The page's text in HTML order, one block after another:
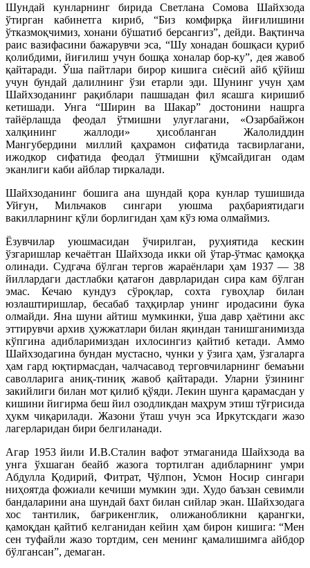
Шундай кунларнинг бирида Светлана Сомова Шайхзода
ўтирган кабинетга кириб, “Биз комфирқа йиғилишини
ўтказмоқчимиз, хонани бўшатиб берсангиз”, дейди. Вақтинча
раис вазифасини бажарувчи эса, “Шу хонадан бошқаси қуриб
қолибдими, йиғилиш учун бошқа хоналар бор-ку”, дея жавоб
қайтаради. Ўша пайтлари бирор кишига сиёсий айб қўйиш
учун бундай далилнинг ўзи етарли эди. Шунинг учун ҳам
Шайхзоданинг рақиблари пашшадан фил ясашга киришиб
кетишади. Унга “Ширин ва Шакар” достонини нашрга
тайёрлашда феодал ўтмишни улуғлагани, «Озарбайжон
халқининг жаллоди» ҳисобланган Жалолиддин
Мангубердини миллий қаҳрамон сифатида тасвирлагани,
ижодкор сифатида феодал ўтмишни қўмсайдиган одам
эканлиги каби айблар тиркалади.
Шайхзоданинг бошига ана шундай қора кунлар тушишида
Уйғун, Мильчаков сингари уюшма раҳбариятидаги
вакилларнинг қўли борлигидан ҳам кўз юма олмаймиз.
Ёзувчилар уюшмасидан ўчирилган, руҳиятида кескин
ўзгаришлар кечаётган Шайхзода икки ой ўтар-ўтмас қамоққа
олинади. Судгача бўлган тергов жараёнлари ҳам 1937 — 38
йиллардаги дастлабки қатағон даврларидан сира кам бўлган
эмас. Кечаю кундуз сўроқлар, сохта гувоҳлар билан
юзлаштиришлар, бесабаб таҳқирлар унинг иродасини бука
олмайди. Яна шуни айтиш мумкинки, ўша давр ҳаётини акс
эттирувчи архив ҳужжатлари билан яқиндан танишганимизда
кўпгина адибларимиздан ихлосингиз қайтиб кетади. Аммо
Шайхзодагина бундан мустасно, чунки у ўзига ҳам, ўзгаларга
ҳам гард юқтирмасдан, чалчасавод терговчиларнинг бемаъни
саволларига аниқ-тиниқ жавоб қайтаради. Уларни ўзининг
закийлиги билан мот қилиб қўяди. Лекин шунга қарамасдан у
кишини йигирма беш йил озодликдан маҳрум этиш тўғрисида
ҳукм чиқарилади. Жазони ўташ учун эса Иркутскдаги жазо
лагерларидан бири белгиланади.
Агар 1953 йили И.В.Сталин вафот этмаганида Шайхзода ва
унга ўхшаган беайб жазога тортилган адибларнинг умри
Абдулла Қодирий, Фитрат, Чўлпон, Усмон Носир сингари
ниҳоятда фожиали кечиши мумкин эди. Худо баъзан севимли
бандаларини ана шундай бахт билан сийлар экан. Шайхзодага
хос тантилик, бағрикенглик, олижанобликни қарангки,
қамоқдан қайтиб келганидан кейин ҳам бирон кишига: “Мен
сен туфайли жазо тортдим, сен менинг қамалишимга айбдор
бўлгансан”, демаган.